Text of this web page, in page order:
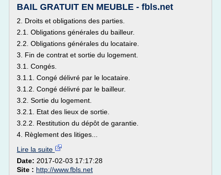
BAIL GRATUIT EN MEUBLE - fbls.net
2. Droits et obligations des parties.
2.1. Obligations générales du bailleur.
2.2. Obligations générales du locataire.
3. Fin de contrat et sortie du logement.
3.1. Congés.
3.1.1. Congé délivré par le locataire.
3.1.2. Congé délivré par le bailleur.
3.2. Sortie du logement.
3.2.1. Etat des lieux de sortie.
3.2.2. Restitution du dépôt de garantie.
4. Règlement des litiges...
Lire la suite
Date: 2017-02-03 17:17:28
Site : http://www.fbls.net